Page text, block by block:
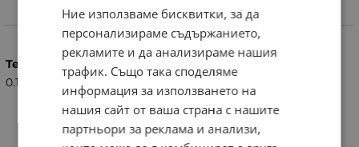
Характеристики
Тегло (кг.)
0.15
Ние използваме бисквитки, за да
персонализираме съдържанието,
рекламите и да анализираме нашия
трафик. Също така споделяме
информация за използването на
нашия сайт от ваша страна с нашите
партньори за реклама и анализи,